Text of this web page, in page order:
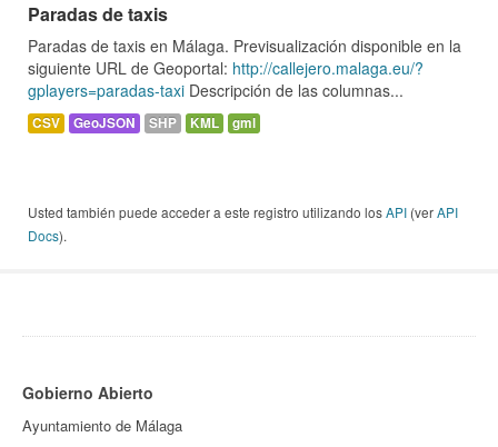
Paradas de taxis
Paradas de taxis en Málaga. Previsualización disponible en la
siguiente URL de Geoportal: http://callejero.malaga.eu/?
gplayers=paradas-taxi Descripción de las columnas...
CSV GeoJSON SHP KML gml
Usted también puede acceder a este registro utilizando losAPI (verAPI
Docs).
Gobierno Abierto
Ayuntamiento de Málaga